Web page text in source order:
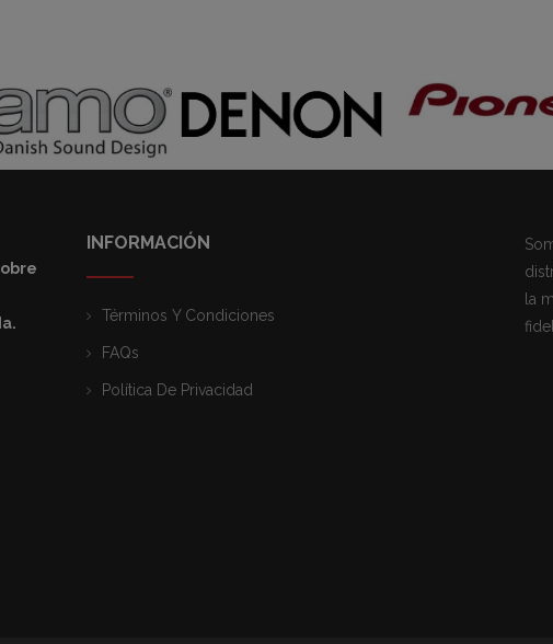
INFORMACIÓN
Términos Y Condiciones
FAQs
Política De Privacidad
la